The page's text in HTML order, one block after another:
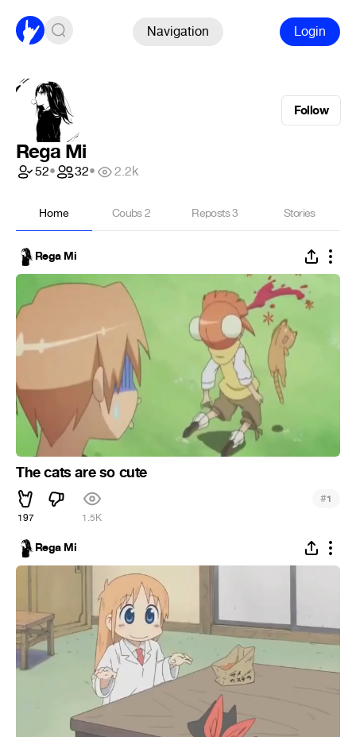
Navigation Login
Follow
Rega Mi
52• 32• 2.2k
Home Coubs2 Reposts3 Stories
Rega Mi
The cats are so cute
197 1.5K
#1
Rega Mi